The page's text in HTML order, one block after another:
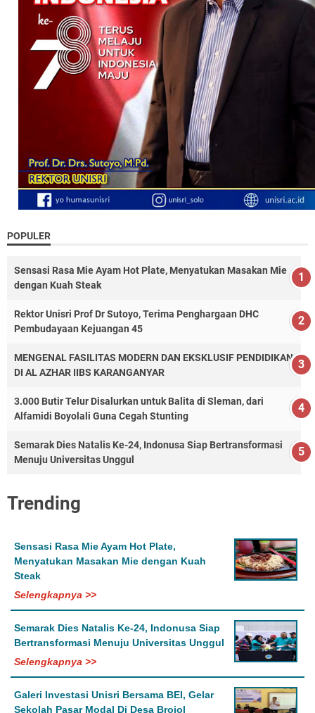
POPULER
Sensasi Rasa Mie Ayam Hot Plate, Menyatukan Masakan Mie
dengan Kuah Steak
Rektor Unisri Prof Dr Sutoyo, Terima Penghargaan DHC
Pembudayaan Kejuangan 45
MENGENAL FASILITAS MODERN DAN EKSKLUSIF PENDIDIKAN
DI AL AZHAR IIBS KARANGANYAR
3.000 Butir Telur Disalurkan untuk Balita di Sleman, dari
Alfamidi Boyolali Guna Cegah Stunting
Semarak Dies Natalis Ke-24, Indonusa Siap Bertransformasi
Menuju Universitas Unggul
Trending
Sensasi Rasa Mie Ayam Hot Plate,
Menyatukan Masakan Mie dengan Kuah
Steak
Selengkapnya >>
Semarak Dies Natalis Ke-24, Indonusa Siap
Bertransformasi Menuju Universitas Unggul
Selengkapnya >>
Galeri Investasi Unisri Bersama BEI, Gelar
Sekolah Pasar Modal Di Desa Brojol